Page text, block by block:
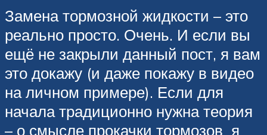
Замена тормозной жидкости – это
реально просто. Очень. И если вы
ещё не закрыли данный пост, я вам
это докажу (и даже покажу в видео
на личном примере). Если для
начала традиционно нужна теория
– о смысле прокачки тормозов я